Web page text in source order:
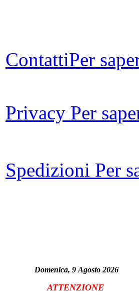
ContattiPer
Privacy Per
Spedizioni Per
Domenica, 9 Agosto 2026
ATTENZIONE